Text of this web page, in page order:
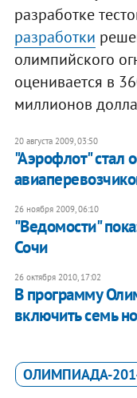
разработке
разработки
олимпийского
оценивается в
миллионов
20 августа 2009, 03:50
"Аэрофлот" стал
26 ноября 2009, 06:10
"Ведомости"
Сочи
26 октября 2010, 17:02
В программу
включить семь
ОЛИМПИАДА-